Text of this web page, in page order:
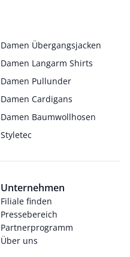
Damen Übergangsjacken
Damen Langarm Shirts
Damen Pullunder
Damen Cardigans
Damen Baumwollhosen
Styletec
Unternehmen
Filiale finden
Pressebereich
Partnerprogramm
Über uns